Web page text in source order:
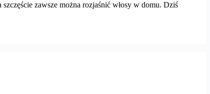
zawsze można rozjaśnić włosy w domu. Dziś